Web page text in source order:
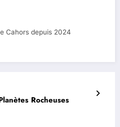
Cahors depuis 2024
Rocheuses